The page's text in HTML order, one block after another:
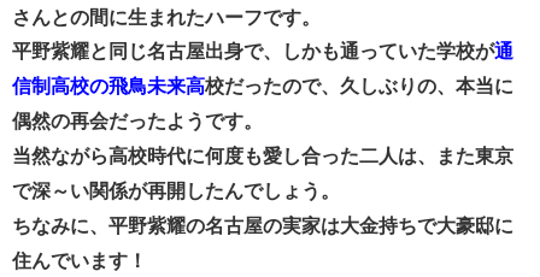
さんとの間に生まれたハーフです。
平野紫耀と同じ名古屋出身で、しかも通っていた学校が通
信制高校の飛鳥未来高校だったので、久しぶりの、本当に
偶然の再会だったようです。
当然ながら高校時代に何度も愛し合った二人は、また東京
で深～い関係が再開したんでしょう。
ちなみに、平野紫耀の名古屋の実家は大金持ちで大豪邸に
住んでいます！